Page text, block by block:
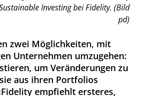
Investing bei Fidelity. (Bild
pd)
zwei Möglichkeiten, mit
Unternehmen umzugehen:
um Veränderungen zu
aus ihren Portfolios
empfiehlt ersteres,